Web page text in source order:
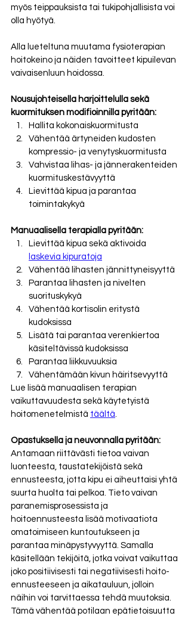
myös teippauksista tai tukipohjallisista voi
olla hyötyä.
Alla lueteltuna muutama fysioterapian
hoitokeino ja näiden tavoitteet kipuilevan
vaivaisenluun hoidossa.
Nousujohteisella harjoittelulla sekä
kuormituksen modifioinnilla pyritään:
Hallita kokonaiskuormitusta
Vähentää ärtyneiden kudosten
kompressio- ja venytyskuormitusta
Vahvistaa lihas- ja jännerakenteiden
kuormituskestävyyttä
Lievittää kipua ja parantaa
toimintakykyä
Manuaalisella terapialla pyritään:
Lievittää kipua sekä aktivoida
laskevia kipuratoja
Vähentää lihasten jännittyneisyyttä
Parantaa lihasten ja nivelten
suorituskykyä
Vähentää kortisolin eritystä
kudoksissa
Lisätä tai parantaa verenkiertoa
käsiteltävissä kudoksissa
Parantaa liikkuvuuksia
Vähentämään kivun häiritsevyyttä
Lue lisää manuaalisen terapian
vaikuttavuudesta sekä käytetyistä
hoitomenetelmistä täältä
Opastuksella ja neuvonnalla pyritään:
Antamaan riittävästi tietoa vaivan
luonteesta, taustatekijöistä sekä
ennusteesta, jotta kipu ei aiheuttaisi yhtä
suurta huolta tai pelkoa. Tieto vaivan
paranemisprosessista ja
hoitoennusteesta lisää motivaatiota
omatoimiseen kuntoutukseen ja
parantaa minäpystyvyyttä. Samalla
käsitellään tekijöitä, jotka voivat vaikuttaa
joko positiivisesti tai negatiivisesti hoito-
ennusteeseen ja aikatauluun, jolloin
näihin voi tarvittaessa tehdä muutoksia.
Tämä vähentää potilaan epätietoisuutta